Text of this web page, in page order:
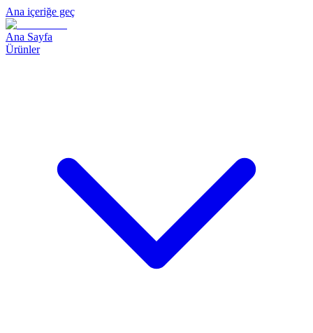
Ana içeriğe geç
Ana Sayfa
Ürünler